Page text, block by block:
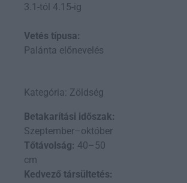
3.1-tól 4.15-ig
Vetés típusa:
Palánta előnevelés
Kategória: Zöldség
Betakarítási időszak:
Szeptember–október
Tőtávolság: 40–50
cm
Kedvező társültetés: